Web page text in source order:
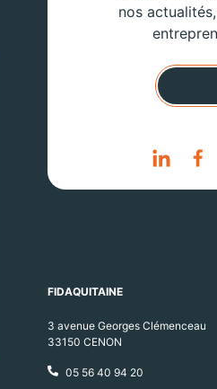
nos
FIDAQUITAINE
3 avenue Georges Clémenceau
33150 CENON
05 56 40 94 20